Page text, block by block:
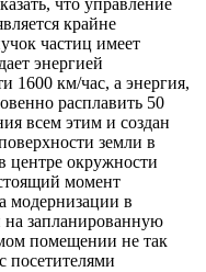
что управление
крайне
частиц имеет
энергией
1600 км/час, а энергия,
расплавить 50
всем этим и создан
земли в
центре окружности
момент
модернизации в
на запланированную
помещении не так
посетителями